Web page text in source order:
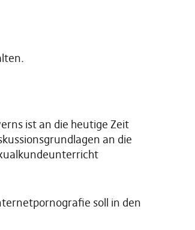
ist an die heutige Zeit
an die
soll in den